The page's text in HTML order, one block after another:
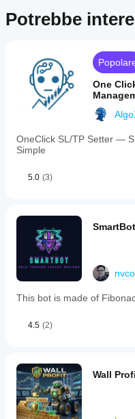
qualità di
esecuzione.
ambiente ti
aiuterà a
capire come
comporterà
utilizzato in
contesti
Potrebbe
One
OneClick SL/TP Setter —
Simple
5.0 (3)
This bot is made of
4.5 (2)
Wall